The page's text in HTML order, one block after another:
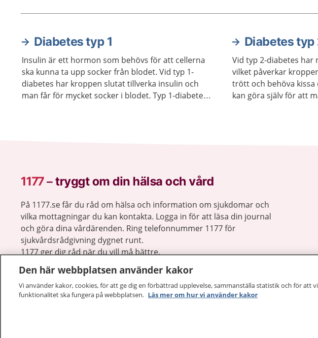
Aktuella artiklar
Diabetes typ 1
Insulin är ett hormon som behövs för att cellerna
ska kunna ta upp socker från blodet. Vid typ 1-
diabetes har kroppen slutat tillverka insulin och
man får för mycket socker i blodet. Typ 1-diabetes
Diabetes typ
Vid typ 2-diabetes har
vilket påverkar
trött och behöva kissa
kan göra själv för att
1177–tryggt om din hälsa och vård
På 1177.se får du råd om hälsa och information om sjukdomar och
vilka mottagningar du kan kontakta. Logga in för att läsa din journal
och göra dina vårdärenden. Ring telefonnummer 1177 för
sjukvårdsrådgivning dygnet runt.
1177 ger dig råd när du vill må bättre.
Den här webbplatsen använder kakor
Vi använder kakor, cookies, för att ge dig en förbättrad upplevelse, sammanställa statistik och för att
funktionalitet ska fungera på webbplatsen. Läs mer om hur vi använder kakor